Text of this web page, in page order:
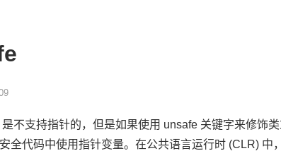
不支持指针的，但是如果使用 unsafe 关键字来修饰
全代码中使用指针变量。在公共语言运行时 (CLR) 中